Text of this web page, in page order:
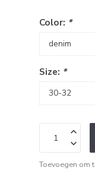
Color: *
Size: *
Toevoegen om